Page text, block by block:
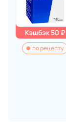
Кэшбэк 50 ₽
по рецепту